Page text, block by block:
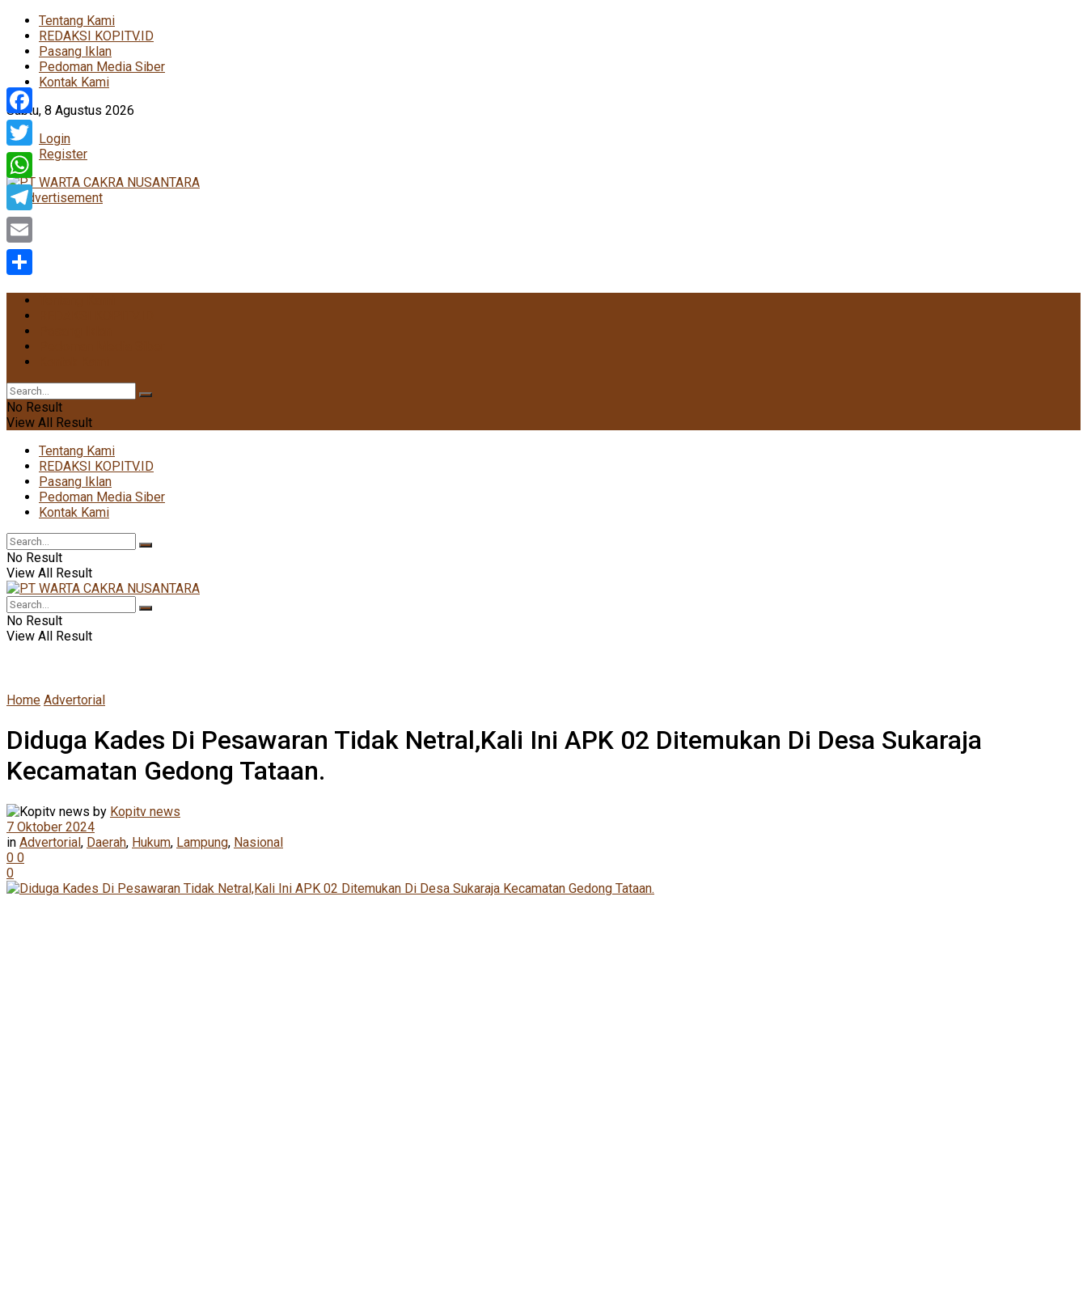
Tentang Kami
REDAKSI KOPITV.ID
Pasang Iklan
Pedoman Media Siber
Kontak Kami
Sabtu, 8 Agustus 2026
Login
Register
No Result
View All Result
Tentang Kami
REDAKSI KOPITV.ID
Pasang Iklan
Pedoman Media Siber
Kontak Kami
No Result
View All Result
No Result
View All Result
Home Advertorial
Diduga Kades Di Pesawaran Tidak Netral,Kali Ini APK 02 Ditemukan Di Desa Sukaraja
Kecamatan Gedong Tataan.
by Kopitv news
7 Oktober 2024
in Advertorial, Daerah, Hukum, Lampung, Nasional
0 0
0
Facebook
Twitter
WhatsApp
Telegram
Email